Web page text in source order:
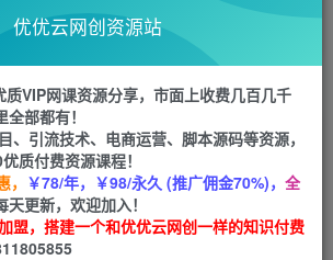
推荐
更新，玩法更简单，坚持操作就
可以月入3000
关注 私信
优优云网创资源站
VIP网课资源分享，市面上收费几百几千
部都有！
、引流技术、电商运营、脚本源码等资源，
质付费资源课程！
， ￥78/年，￥98/永久 (推广佣金70%)， 全
天更新，欢迎加入！
盟，搭建一个和优优云网创一样的知识付费